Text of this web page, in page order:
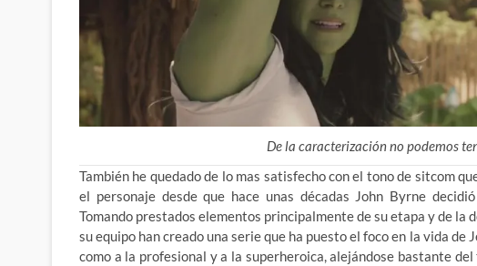
De la caracterización no podemos
También he quedado de lo mas satisfecho con el tono de sitcom
el personaje desde que hace unas décadas John Byrne
Tomando prestados elementos principalmente de su etapa y de la
su equipo han creado una serie que ha puesto el foco en la vida
como a la profesional y a la superheroica, alejándose bastante